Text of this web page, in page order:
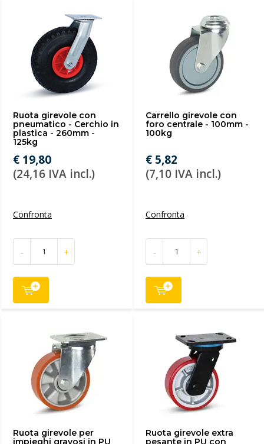
Ruota girevole con
pneumatico - Cerchio in
plastica - 260mm -
125kg
€ 19,80
(24,16 IVA incl.)
Confronta
- +
Carrello girevole con
foro centrale - 100mm -
100kg
€ 5,82
(7,10 IVA incl.)
Confronta
- +
Ruota girevole per
impieghi gravosi in PU
Ruota girevole extra
pesante in PU con